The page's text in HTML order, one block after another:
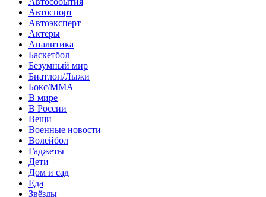
Автоспорт
Автоэксперт
Актеры
Аналитика
Баскетбол
Безумный мир
Биатлон/Лыжи
Бокс/MMA
В мире
В России
Вещи
Военные новости
Волейбол
Гаджеты
Дети
Дом и сад
Еда
Звёзды